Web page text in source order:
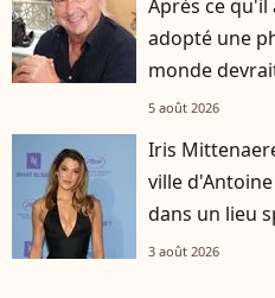
Après ce qu'il
adopté une
monde
5 août 2026
Iris
ville
dans un lieu
3 août 2026